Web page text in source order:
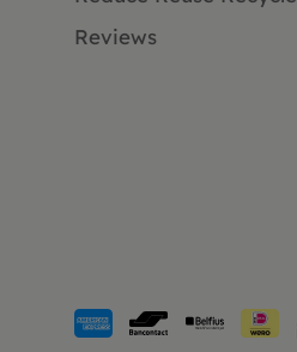
Reviews
Payment
methods